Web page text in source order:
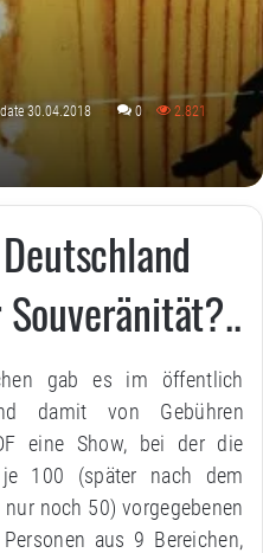
30.04.2018 0 2.821
gab es im öffentlich
damit von Gebühren
eine Show, bei der die
100 (später nach dem
noch 50) vorgegebenen
aus 9 Bereichen,